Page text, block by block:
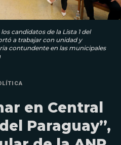
candidatos de la Lista 1 del
a trabajar con unidad y
contundente en las municipales
en Central
Paraguay”,